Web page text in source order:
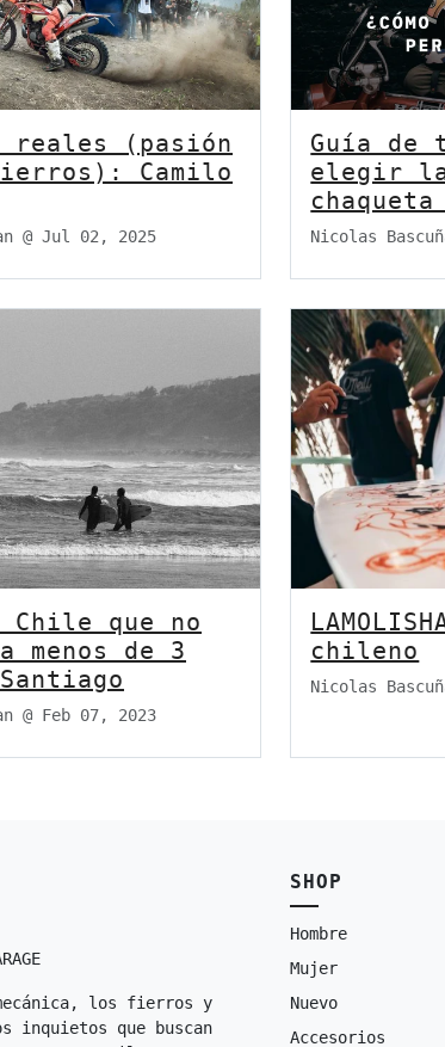
reales (pasión
Camilo
@ Jul 02, 2025
Guía de
elegir
Nicolas
Chile que no
menos de 3
@ Feb 07, 2023
chileno
Nicolas
los fierros y
inquietos que buscan
SHOP
Hombre
Mujer
Nuevo
Accesorios